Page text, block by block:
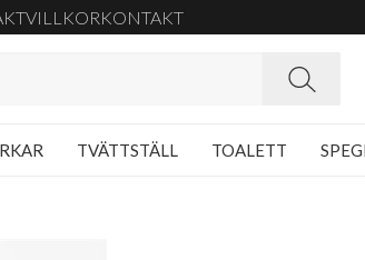
VILLKORKONTAKT
TVÄTTSTÄLL TOALETT